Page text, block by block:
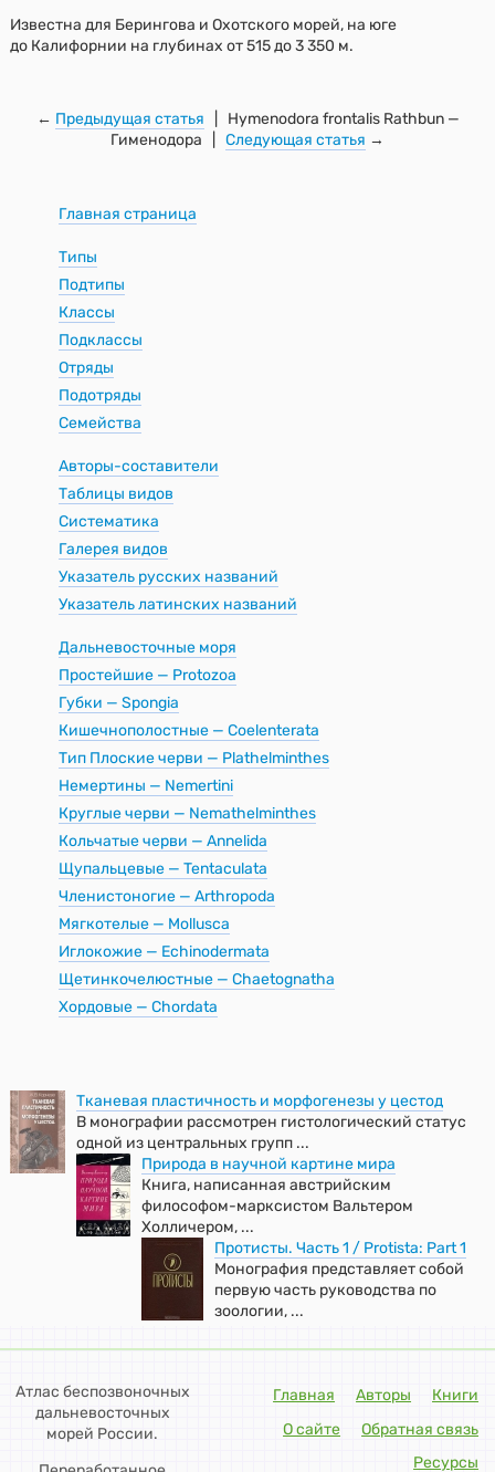
Известна для Берингова и Охотского морей, на юге
до Калифорнии на глубинах от 515 до 3 350 м.
← Предыдущая статья | Hymenodora frontalis Rathbun —
Гименодора |Следующая статья →
Главная страница
Типы
Подтипы
Классы
Подклассы
Отряды
Подотряды
Семейства
Авторы-составители
Таблицы видов
Систематика
Галерея видов
Указатель русских названий
Указатель латинских названий
Дальневосточные моря
Простейшие — Protozoa
Губки — Spongia
Кишечнополостные — Coelenterata
Тип Плоские черви — Plathelminthes
Немертины — Nemertini
Круглые черви — Nemathelminthes
Кольчатые черви — Annelida
Щупальцевые — Tentaculata
Членистоногие — Arthropoda
Мягкотелые — Mollusca
Иглокожие — Echinodermata
Щетинкочелюстные — Chaetognatha
Хордовые — Chordata
Тканевая пластичность и морфогенезы у цестод
В монографии рассмотрен гистологический статус
одной из центральных групп ...
Природа в научной картине мира
Книга, написанная австрийским
философом-марксистом Вальтером
Холличером, ...
Протисты. Часть 1 / Protista: Part 1
Монография представляет собой
первую часть руководства по
зоологии, ...
Атлас беспозвоночных
дальневосточных
морей России.
Главная Авторы
Книги
О сайте
Обратная связь
Ресурсы